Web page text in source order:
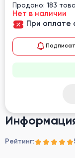
Рейтинг:
Продано: 183
Нет в наличии
При оплате